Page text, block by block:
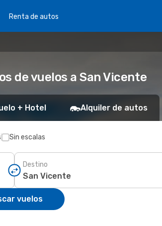
Renta de autos
de vuelos a San Vicente
+ Hotel Alquiler de autos
Sin escalas
Destino
vuelos